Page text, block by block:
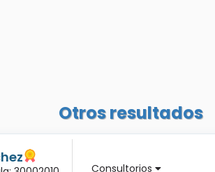
Otros resultados
Consultorios